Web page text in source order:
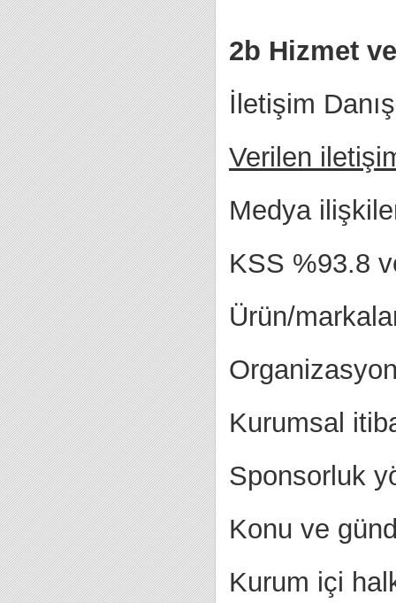
2b Hizmet
İletişim
Verilen
Medya
KSS %93.8
Ürün/
Kurumsal
Sponsorluk
Konu ve
Kurum içi